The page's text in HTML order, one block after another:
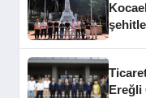
Ereğli